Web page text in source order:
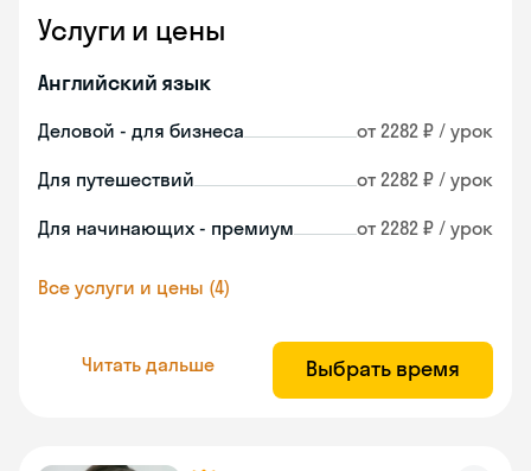
Услуги и цены
Английский язык
Деловой - для бизнеса от 2282 ₽ / урок
Для путешествий от 2282 ₽ / урок
Для начинающих - премиум от 2282 ₽ / урок
Все услуги и цены (4)
Читать дальше Выбрать время